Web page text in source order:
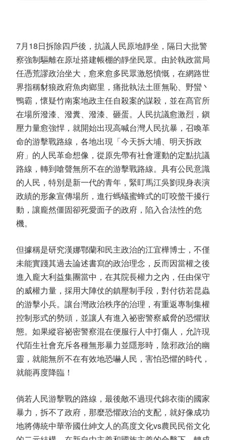
7月18日拆除四戶後，抗議人民原地靜坐，隔日大批警
察強制驅離在原址搭建帳棚的靜坐民眾。由於執政當局
任憑荒謬政治坐大，愈來愈多民眾激怒憤慨，在網路世
界指稱豺狼政府魚肉鄉里，痛批執法土匪無恥、野蠻丶
鴨霸，懷疑竹南案地政主任自殺案的謀殺，並在髙官所
在場所潑漆、潑糞、潑漆、砸蛋。人民抗議愈激烈，鎭
壓力量愈強悍，就開始出現高喊台灣人民抗暴，召喚革
命的游擊戰路線，各地出現「今天拆大埔、明天拆政
府」的人民革命想像，從原先帶有社會運動的定點抗議
路線，轉到嗆聲無所不在的游擊戰路線。具有公民意識
的人民，特別是新一代的青年，緊盯馬江吳劉現身表演
政績的形象宣傳場所，進行螞蟻蜜蜂式的叮咬螫干擾行
動，讓龐然僵固卻死愛面子的政府，陷入合法性的危
機。
但據稱是研究漢娜鄂蘭和民主政治的江宜樺博士，不僅
未能實踐其過去論述書寫的政治理念，反而因當權之後
進入龐大利益集團當中，在其院長權力之內，任由保守
的威權力量，採用大陣仗的鎮壓制手段，對付彷若昆蟲
的游擊小兵。讓台灣政治秩序的治理，有重返專制集權
控制形式的勢頭，並讓人有進入祕密警察威脅的恐懼狀
態。如果縱容祕密警察混在便服行人中打傷人，允許現
代陌生社會充斥各種無形暴力並隱形時，陰邪政治的幽
靈，就能無所不在有效地恐嚇人民，害怕恐懼的時代，
就能再度降臨！
倘若人民游擊戰的路線，最後敵不過現代錦衣衞的國家
暴力，拆不了政府，那麼恐懼政治的支配，就好像成功
地將傳統中華帝國仕紳文人的髙度文化vs農民民俗文化